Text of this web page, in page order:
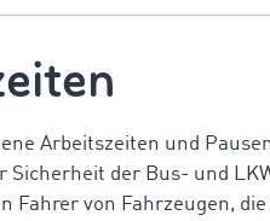
Arbeitszeiten und
Sicherheit der Bus- und
Fahrer von Fahrzeugen,